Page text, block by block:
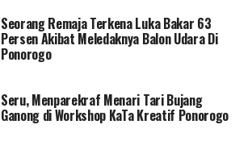
Seorang Remaja Terkena Luka Bakar 63
Persen Akibat Meledaknya Balon Udara Di
Ponorogo
Seru, Menparekraf Menari Tari Bujang
Ganong di Workshop KaTa Kreatif Ponorogo